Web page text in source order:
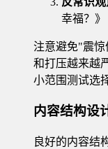
幸福？》
注意避免"震惊
和打压越来越
小范围测试选
内容结构设
良好的内容结